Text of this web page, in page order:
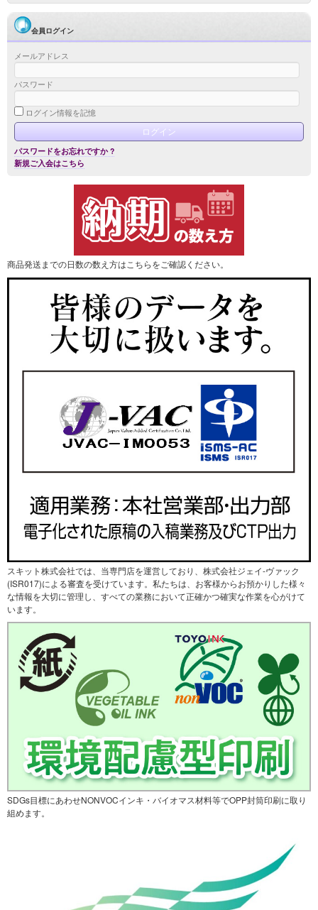
会員ログイン
メールアドレス
パスワード
ログイン情報を記憶
パスワードをお忘れですか ?
新規ご入会はこちら
商品発送までの日数の数え方はこちらをご確認ください。
スキット株式会社では、当専門店を運営しており、株式会社ジェイ-ヴァック
(ISR017)による審査を受けています。私たちは、お客様からお預かりした様々
な情報を大切に管理し、すべての業務において正確かつ確実な作業を心がけて
います。
SDGs目標にあわせNONVOCインキ・バイオマス材料等でOPP封筒印刷に取り
組めます。